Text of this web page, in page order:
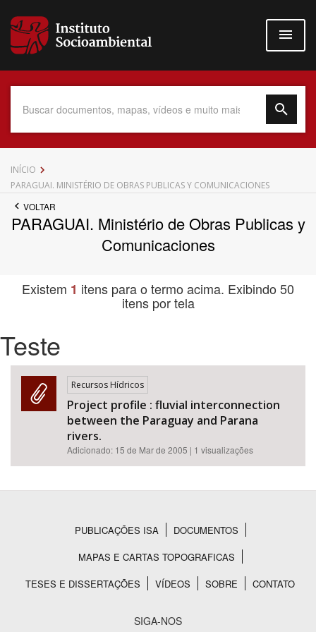
para
conteúdo
Data do Documento
Bioma / Bacia
INÍCIO
PARAGUAI. MINISTÉRIO DE OBRAS PUBLICAS Y COMUNICACIONES
VOLTAR
PARAGUAI. Ministério de Obras Publicas y
Comunicaciones
Existem 1 itens para o termo acima. Exibindo 50
itens por tela
Teste
Recursos Hídricos
Project profile : fluvial interconnection
between the Paraguay and Parana
rivers.
Adicionado: 15 de Mar de 2005 | 1 visualizações
Rodapé
PUBLICAÇÕES ISA
DOCUMENTOS
MAPAS E CARTAS TOPOGRAFICAS
TESES E DISSERTAÇÕES
VÍDEOS SOBRE CONTATO
SIGA-NOS